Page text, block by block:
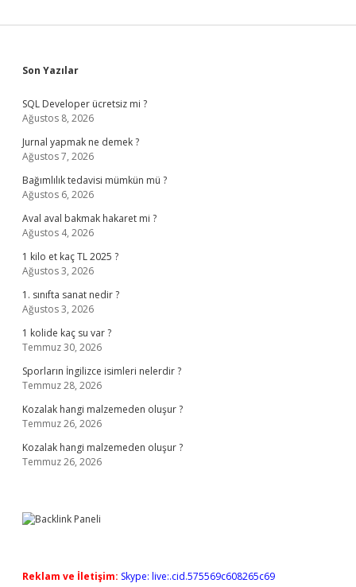
Sidebar
Son Yazılar
SQL Developer ücretsiz mi ?
Ağustos 8, 2026
Jurnal yapmak ne demek ?
Ağustos 7, 2026
Bağımlılık tedavisi mümkün mü ?
Ağustos 6, 2026
Aval aval bakmak hakaret mi ?
Ağustos 4, 2026
1 kilo et kaç TL 2025 ?
Ağustos 3, 2026
1. sınıfta sanat nedir ?
Ağustos 3, 2026
1 kolide kaç su var ?
Temmuz 30, 2026
Sporların İngilizce isimleri nelerdir ?
Temmuz 28, 2026
Kozalak hangi malzemeden oluşur ?
Temmuz 26, 2026
Kozalak hangi malzemeden oluşur ?
Temmuz 26, 2026
Reklam ve İletişim: Skype: live:.cid.575569c608265c69